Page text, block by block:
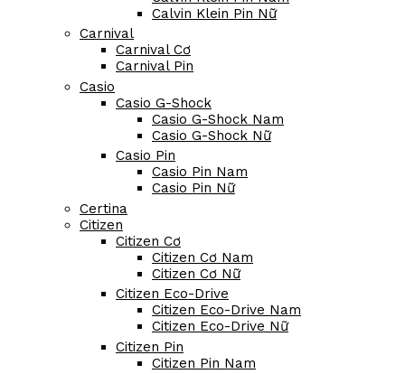
Bulova Cơ
Bulova Cơ Nữ
Bulova Pin
Bulova Pin Nữ
Calvin Klein
Calvin Klein Cơ
Calvin Klein Pin
Calvin Klein Pin Nam
Calvin Klein Pin Nữ
Carnival
Carnival Cơ
Carnival Pin
Casio G-Shock
Casio G-Shock Nam
Casio G-Shock Nữ
Casio Pin
Casio Pin Nam
Casio Pin Nữ